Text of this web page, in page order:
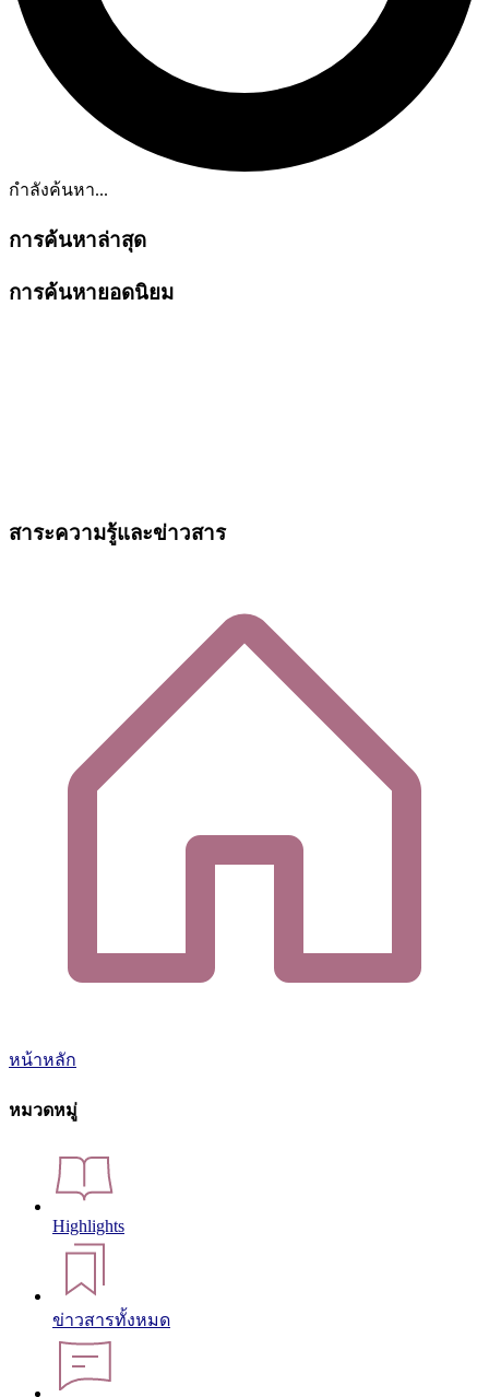
กำลังค้นหา...
การค้นหาล่าสุด
การค้นหายอดนิยม
สาระความรู้และข่าวสาร
หน้าหลัก
หมวดหมู่
Highlights
ข่าวสารทั้งหมด